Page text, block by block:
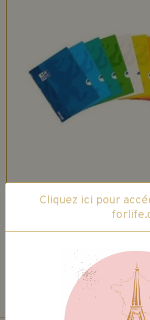
Carreaux) - 96
3,99€
Détails
Cliquez ici pour accéder